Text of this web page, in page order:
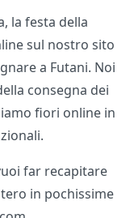
la festa della
sul nostro sito
a Futani. Noi
consegna dei
fiori online in
far recapitare
in pochissime